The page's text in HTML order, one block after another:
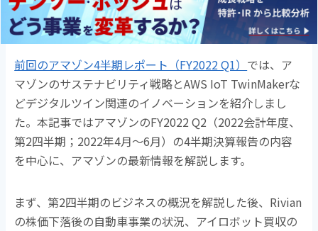
b
o
o
k
前回のアマゾン4半期レポート（FY2022 Q1） では、ア
マゾンのサステナビリティ戦略とAWS IoT TwinMakerな
どデジタルツイン関連のイノベーションを紹介しまし
た。本記事ではアマゾンのFY2022 Q2（2022会計年度、
第2四半期；2022年4月～6月）の4半期決算報告の内容
を中心に、アマゾンの最新情報を解説します。
まず、第2四半期のビジネスの概況を解説した後、Rivian
の株価下落後の自動車事業の状況、アイロボット買収の